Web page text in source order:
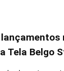
Belgo